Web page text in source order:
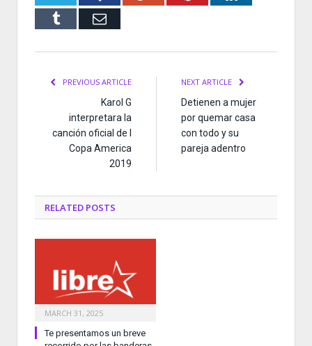
Tumblr Email
PREVIOUS ARTICLE
Karol G
interpretara la
canción oficial de l
Copa America
2019
NEXT ARTICLE
Detienen a mujer
por quemar casa
con todo y su
pareja adentro
RELATED POSTS
MARCH 31, 2025
Te presentamos un breve